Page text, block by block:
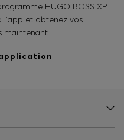
HUGO BOSS XP.
et obtenez vos
maintenant.